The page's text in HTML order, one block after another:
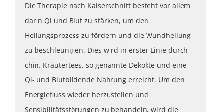
Die Therapie nach Kaiserschnitt besteht vor allem
darin Qi und Blut zu stärken, um den
Heilungsprozess zu fördern und die Wundheilung
zu beschleunigen. Dies wird in erster Linie durch
chin. Kräutertees, so genannte Dekokte und eine
Qi- und Blutbildende Nahrung erreicht. Um den
Energiefluss wieder herzustellen und
Sensibilitätsstörungen zu behandeln, wird die